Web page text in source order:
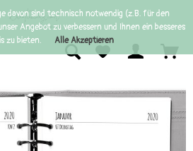
davon sind technisch notwendig (z.B. für den
Angebot zu verbessern und Ihnen ein besseres
zu bieten.
Alle Akzeptieren